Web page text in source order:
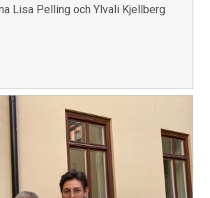
Lisa Pelling och Ylvali Kjellberg